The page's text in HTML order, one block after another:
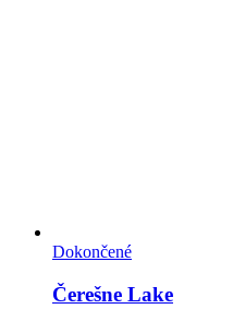
Dokončené
Čerešne Lake